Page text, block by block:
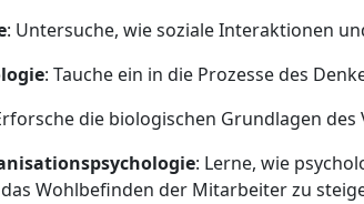
: Untersuche, wie soziale Interaktionen
: Tauche ein in die Prozesse des
die biologischen Grundlagen
: Lerne, wie
Wohlbefinden der Mitarbeiter zu